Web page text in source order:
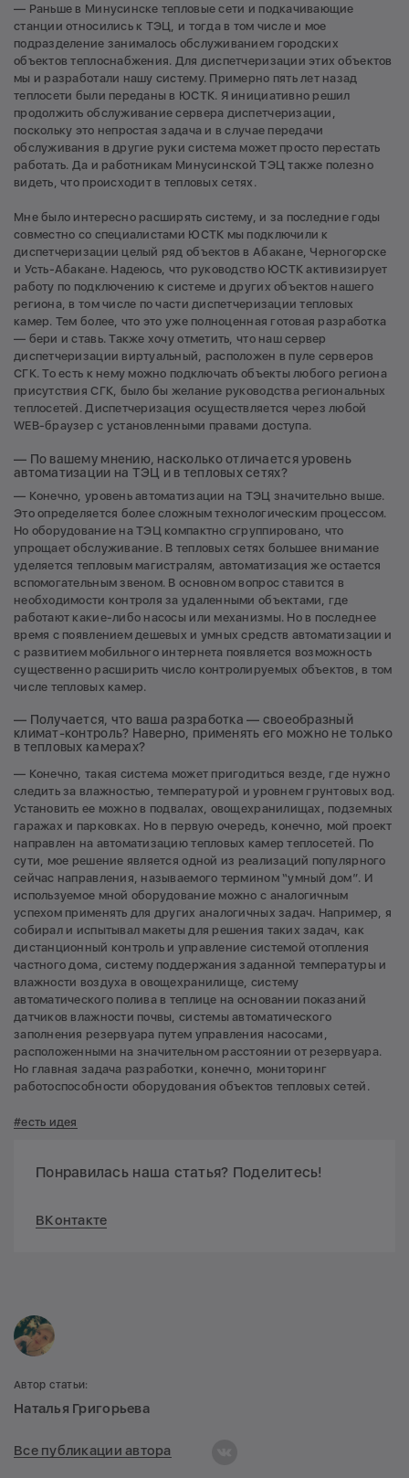
— Раньше в Минусинске тепловые сети и подкачивающие
станции относились к ТЭЦ, и тогда в том числе и мое
подразделение занималось обслуживанием городских
объектов теплоснабжения. Для диспетчеризации этих объектов
мы и разработали нашу систему. Примерно пять лет назад
теплосети были переданы в ЮСТК. Я инициативно решил
продолжить обслуживание сервера диспетчеризации,
поскольку это непростая задача и в случае передачи
обслуживания в другие руки система может просто перестать
работать. Да и работникам Минусинской ТЭЦ также полезно
видеть, что происходит в тепловых сетях.
Мне было интересно расширять систему, и за последние годы
совместно со специалистами ЮСТК мы подключили к
диспетчеризации целый ряд объектов в Абакане, Черногорске
и Усть-Абакане. Надеюсь, что руководство ЮСТК активизирует
работу по подключению к системе и других объектов нашего
региона, в том числе по части диспетчеризации тепловых
камер. Тем более, что это уже полноценная готовая разработка
— бери и ставь. Также хочу отметить, что наш сервер
диспетчеризации виртуальный, расположен в пуле серверов
СГК. То есть к нему можно подключать объекты любого региона
присутствия СГК, было бы желание руководства региональных
теплосетей. Диспетчеризация осуществляется через любой
WEB-браузер с установленными правами доступа.
— По вашему мнению, насколько отличается уровень
автоматизации на ТЭЦ и в тепловых сетях?
— Конечно, уровень автоматизации на ТЭЦ значительно выше.
Это определяется более сложным технологическим процессом.
Но оборудование на ТЭЦ компактно сгруппировано, что
упрощает обслуживание. В тепловых сетях большее внимание
уделяется тепловым магистралям, автоматизация же остается
вспомогательным звеном. В основном вопрос ставится в
необходимости контроля за удаленными объектами, где
работают какие-либо насосы или механизмы. Но в последнее
время с появлением дешевых и умных средств автоматизации и
с развитием мобильного интернета появляется возможность
существенно расширить число контролируемых объектов, в том
числе тепловых камер.
— Получается, что ваша разработка — своеобразный
климат-контроль? Наверно, применять его можно не только
в тепловых камерах?
— Конечно, такая система может пригодиться везде, где нужно
следить за влажностью, температурой и уровнем грунтовых вод.
Установить ее можно в подвалах, овощехранилищах, подземных
гаражах и парковках. Но в первую очередь, конечно, мой проект
направлен на автоматизацию тепловых камер теплосетей. По
сути, мое решение является одной из реализаций популярного
сейчас направления, называемого термином “умный дом”. И
используемое мной оборудование можно с аналогичным
успехом применять для других аналогичных задач. Например, я
собирал и испытывал макеты для решения таких задач, как
дистанционный контроль и управление системой отопления
частного дома, систему поддержания заданной температуры и
влажности воздуха в овощехранилище, систему
автоматического полива в теплице на основании показаний
датчиков влажности почвы, системы автоматического
заполнения резервуара путем управления насосами,
расположенными на значительном расстоянии от резервуара.
Но главная задача разработки, конечно, мониторинг
работоспособности оборудования объектов тепловых сетей.
#есть идея
Понравилась наша статья? Поделитесь!
ВКонтакте
Автор статьи:
Наталья Григорьева
Все публикации автора